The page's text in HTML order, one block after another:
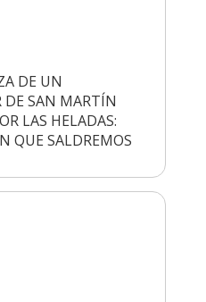
DE UN
DE SAN MARTÍN
LAS HELADAS:
QUE SALDREMOS